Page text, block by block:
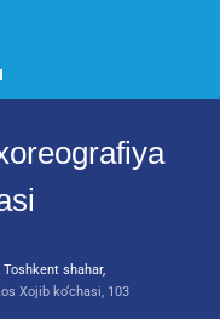
Toshkent shahar,
Xojib ko‘chasi, 103